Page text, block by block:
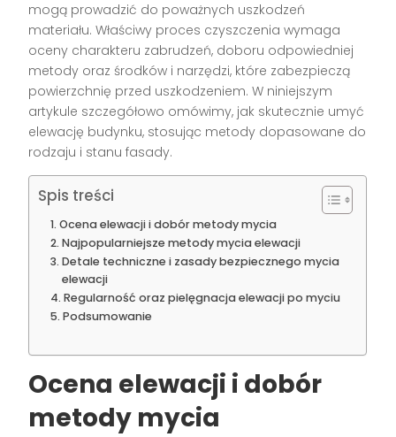
mogą prowadzić do poważnych uszkodzeń
materiału. Właściwy proces czyszczenia wymaga
oceny charakteru zabrudzeń, doboru odpowiedniej
metody oraz środków i narzędzi, które zabezpieczą
powierzchnię przed uszkodzeniem. W niniejszym
artykule szczegółowo omówimy, jak skutecznie umyć
elewację budynku, stosując metody dopasowane do
rodzaju i stanu fasady.
Spis treści
Ocena elewacji i dobór metody mycia
Najpopularniejsze metody mycia elewacji
Detale techniczne i zasady bezpiecznego mycia
elewacji
Regularność oraz pielęgnacja elewacji po myciu
Podsumowanie
Ocena elewacji i dobór
metody mycia